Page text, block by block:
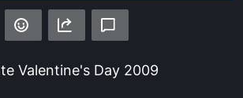
Valentine's Day2009